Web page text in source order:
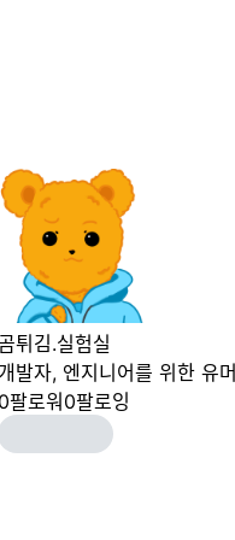
튀김.실험실
개발자, 엔지니어를 위한 유머
0팔로워 0팔로잉